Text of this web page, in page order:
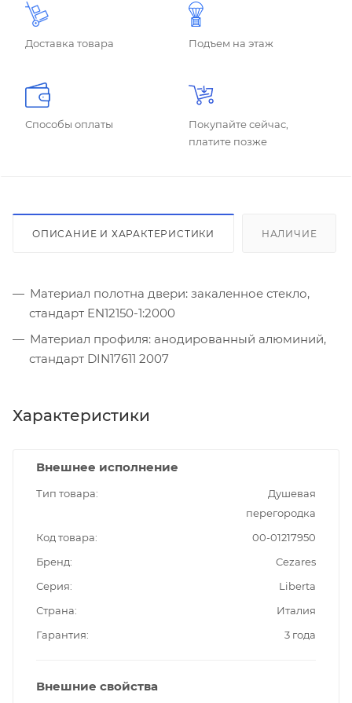
Доставка товара Подъем на этаж
Способы оплаты
Покупайте сейчас,
платите позже
ОПИСАНИЕ И ХАРАКТЕРИСТИКИ НАЛИЧИЕ
Материал полотна двери: закаленное стекло,
стандарт EN12150-1:2000
Материал профиля: анодированный алюминий,
стандарт DIN17611 2007
Характеристики
Внешнее исполнение
Тип товара
Душевая
перегородка
Код товара
00-01217950
Бренд
Cezares
Серия
Liberta
Страна
Италия
Гарантия
3 года
Внешние свойства